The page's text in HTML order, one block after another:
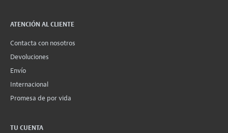
ATENCIÓN AL CLIENTE
Contacta con nosotros
Devoluciones
Envío
Internacional
Promesa de por vida
TU CUENTA